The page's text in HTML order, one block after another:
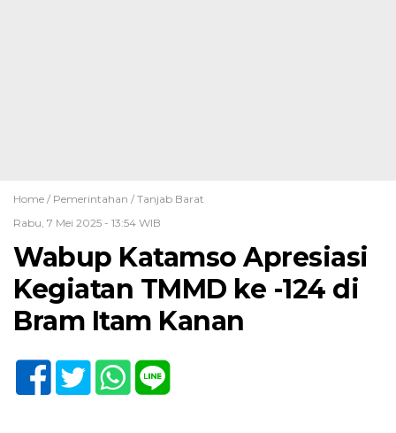
Home / Pemerintahan / Tanjab Barat
Rabu, 7 Mei 2025 - 13:54 WIB
Wabup Katamso Apresiasi
Kegiatan TMMD ke -124 di
Bram Itam Kanan